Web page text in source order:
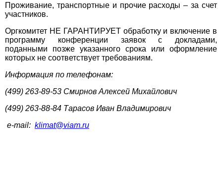
Проживание, транспортные и прочие расходы – за счет
участников.
Оргкомитет НЕ ГАРАНТИРУЕТ обработку и включение в
программу конференции заявок с докладами,
поданными позже указанного срока или оформление
которых не соответствует требованиям.
Информация по телефонам:
(499) 263-89-53 Смирнов Алексей Михайлович
(499) 263-88-84 Тарасов Иван Владимирович
e-mail: klimat@viam.ru